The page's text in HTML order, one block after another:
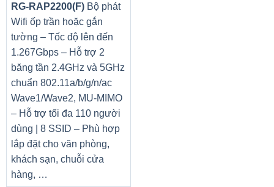
RG-RAP2200(F)Bộ phát
Wifi ốp trần hoặc gắn
tường – Tốc độ lên đến
1.267Gbps – Hỗ trợ 2
băng tần 2.4GHz và 5GHz
chuẩn 802.11a/b/g/n/ac
Wave1/Wave2, MU-MIMO
– Hỗ trợ tối đa 110 người
dùng | 8 SSID – Phù hợp
lắp đặt cho văn phòng,
khách sạn, chuỗi cửa
hàng, …